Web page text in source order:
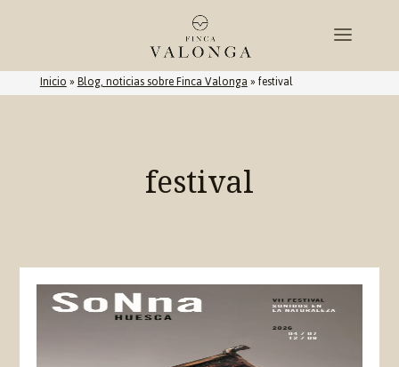
Inicio»Blog, noticias sobre Finca Valonga»festival
festival